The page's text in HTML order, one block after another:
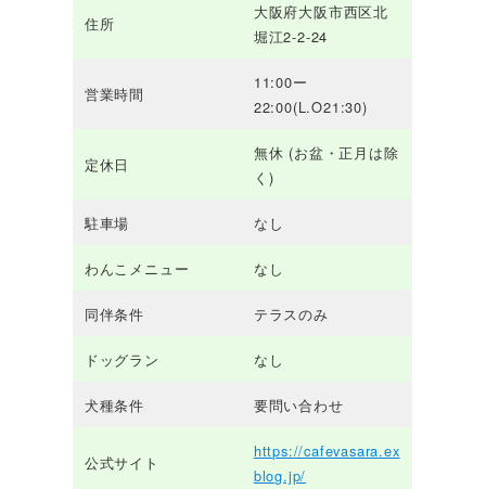
住所
大阪府大阪市西区北
堀江2-2-24
営業時間
11:00ー
22:00(L.O21:30)
定休日
無休 (お盆・正月は除
く)
駐車場 なし
わんこメニュー なし
同伴条件 テラスのみ
ドッグラン なし
犬種条件 要問い合わせ
公式サイト
https://cafevasara.ex
blog.jp/